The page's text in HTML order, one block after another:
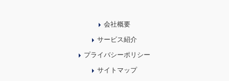
会社概要
サービス紹介
プライバシーポリシー
サイトマップ